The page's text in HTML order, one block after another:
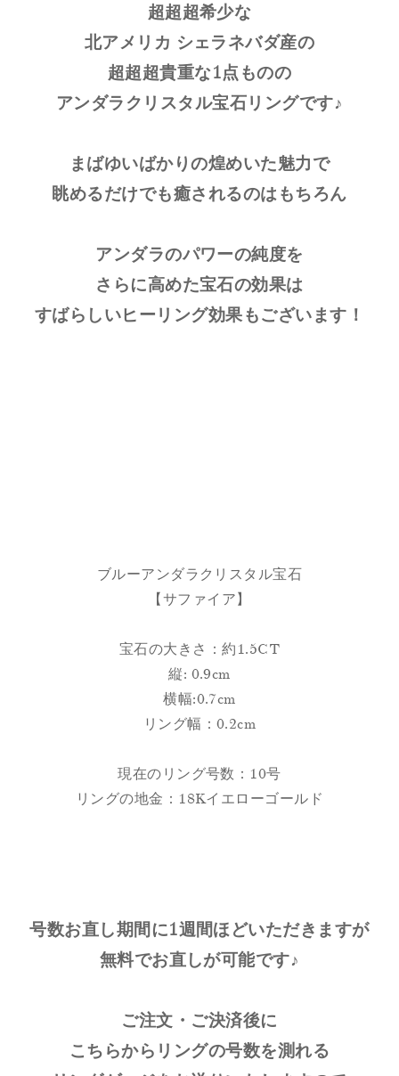
超超超希少な
北アメリカ シェラネバダ産の
超超超貴重な1点ものの
アンダラクリスタル宝石リングです♪
まばゆいばかりの煌めいた魅力で
眺めるだけでも癒されるのはもちろん
アンダラのパワーの純度を
さらに高めた宝石の効果は
すばらしいヒーリング効果もございます！
ブルーアンダラクリスタル宝石
【サファイア】
宝石の大きさ：約1.5CT
縦: 0.9cm
横幅:0.7cm
リング幅：0.2cm
現在のリング号数：10号
リングの地金：18Kイエローゴールド
号数お直し期間に1週間ほどいただきますが
無料でお直しが可能です♪
ご注文・ご決済後に
こちらからリングの号数を測れる